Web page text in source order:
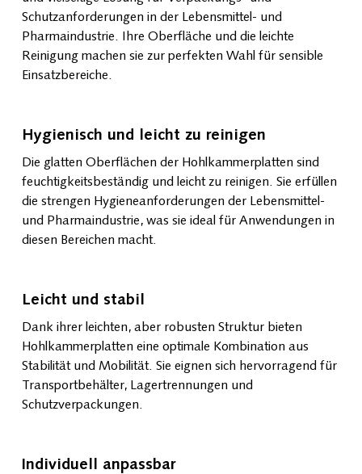
Schutzanforderungen in der Lebensmittel- und
Pharmaindustrie. Ihre Oberfläche und die leichte
Reinigung machen sie zur perfekten Wahl für sensible
Einsatzbereiche.
Hygienisch und leicht zu reinigen
Die glatten Oberflächen der Hohlkammerplatten sind
feuchtigkeitsbeständig und leicht zu reinigen. Sie erfüllen
die strengen Hygieneanforderungen der Lebensmittel-
und Pharmaindustrie, was sie ideal für Anwendungen in
diesen Bereichen macht.
Leicht und stabil
Dank ihrer leichten, aber robusten Struktur bieten
Hohlkammerplatten eine optimale Kombination aus
Stabilität und Mobilität. Sie eignen sich hervorragend für
Transportbehälter, Lagertrennungen und
Schutzverpackungen.
Individuell anpassbar